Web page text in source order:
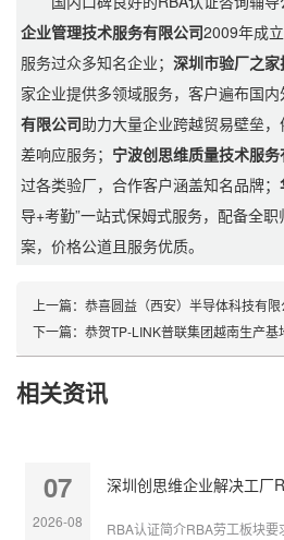
企业管理技术服务有限公司2009年成
服务过众多知名企业；深圳市验厂之
家企业提供多领域服务，客户遍布国内
有限公司助力大量企业跨越贸易壁垒
差响应服务； 宁波创思维质量技术服
过各类验厂，合作客户涵盖知名品牌；
导+考勤”一站式保姆式服务，配备全
案，价格公道且服务优质。
上一篇： 恭喜圆益（西安）半导体科技有限公司
下一篇： 恭贺TP-LINK普联集团越南生产基地一
相关资讯
07
2026-08 RBA认证简介RBA劳工板块